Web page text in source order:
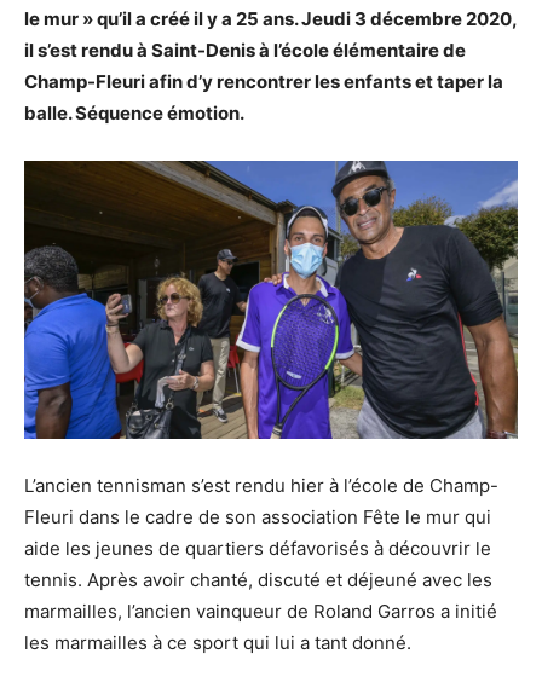
le mur » qu’il a créé il y a 25 ans. Jeudi 3 décembre 2020,
il s’est rendu à Saint-Denis à l’école élémentaire de
Champ-Fleuri afin d’y rencontrer les enfants et taper la
balle. Séquence émotion.
L’ancien tennisman s’est rendu hier à l’école de Champ-
Fleuri dans le cadre de son association Fête le mur qui
aide les jeunes de quartiers défavorisés à découvrir le
tennis. Après avoir chanté, discuté et déjeuné avec les
marmailles, l’ancien vainqueur de Roland Garros a initié
les marmailles à ce sport qui lui a tant donné.